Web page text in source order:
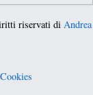
riservati di Andrea